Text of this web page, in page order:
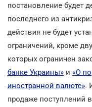
постановление будет
последнего из
действия не будет
ограничений, кроме
которых ограничен
банке Украины» и «О
иностранной валюте».
продаже поступлений